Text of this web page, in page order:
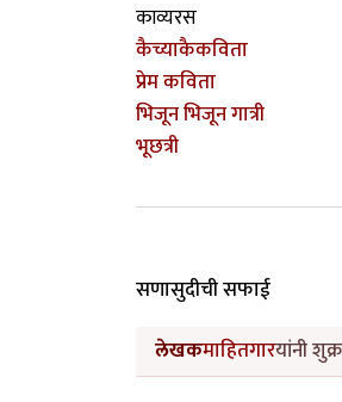
काव्यरस
कैच्याकैकविता
प्रेम कविता
भिजून भिजून गात्री
भूछत्री
सणासुदीची सफाई
लेखकमाहितगारयांनी